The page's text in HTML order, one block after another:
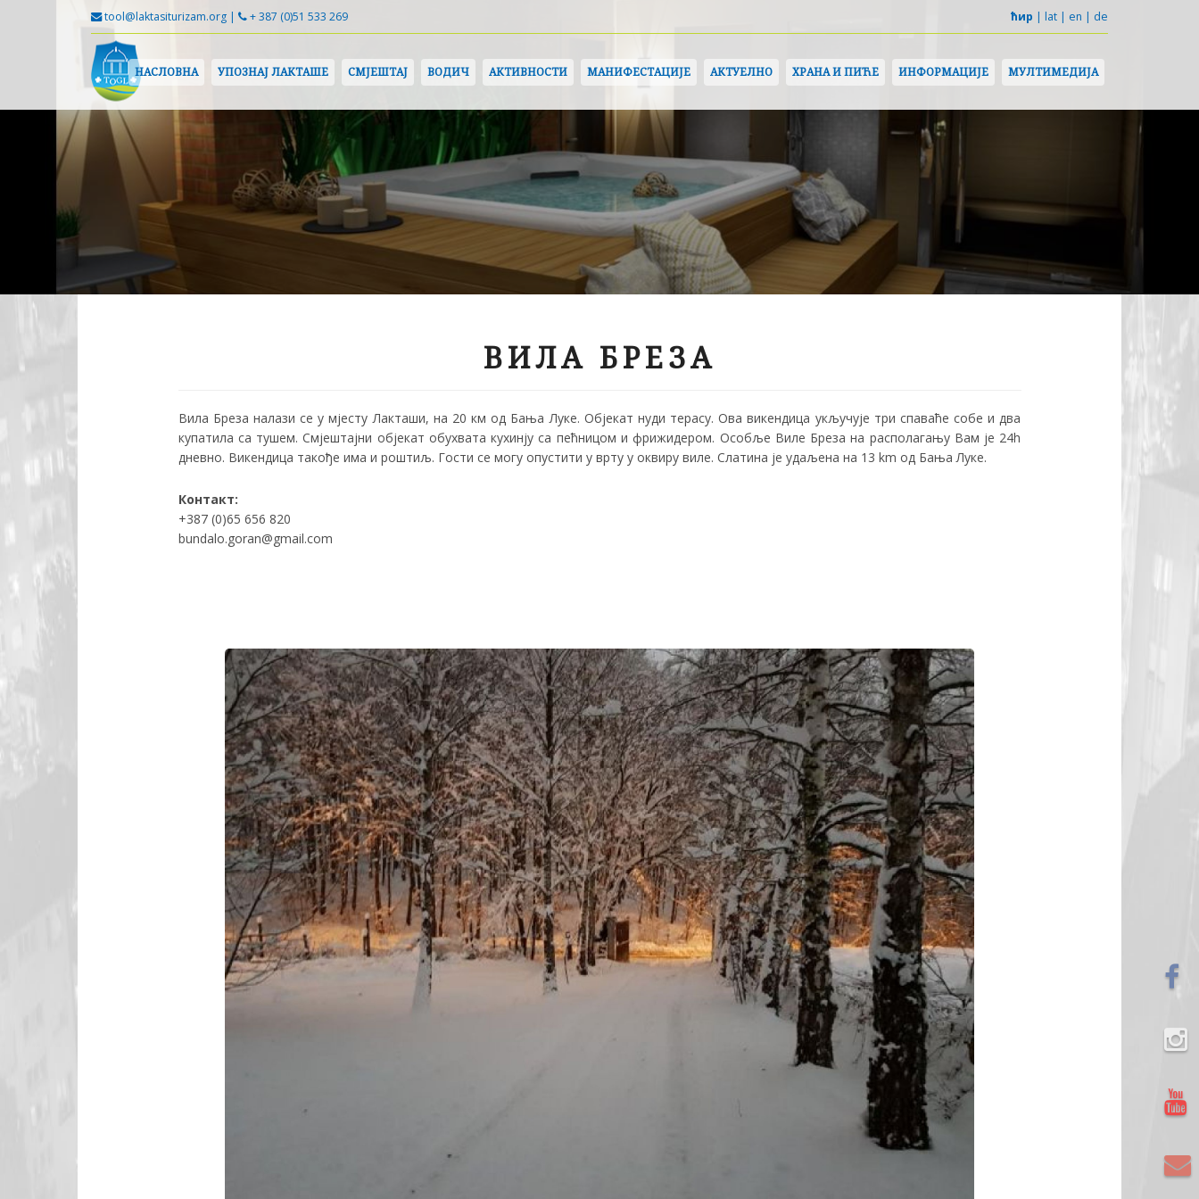
tool@laktasiturizam.org | + 387 (0)51 533 269 ћир | lat | en | de
НАСЛОВНА УПОЗНАЈ ЛАКТАШЕ СМЈЕШТАЈ ВОДИЧ АКТИВНОСТИ МАНИФЕСТАЦИЈЕ АКТУЕЛНО ХРАНА И ПИЋЕ ИНФОРМАЦИЈЕ МУЛТИМЕДИЈА
ВИЛА БРЕЗА
Вила Бреза налази се у мјесту Лакташи, на 20 км од Бања Луке. Објекат нуди терасу. Ова викендица укључује три спаваће собе и два
купатила са тушем. Смјештајни објекат обухвата кухинју са пећницом и фрижидером. Особље Виле Бреза на располагању Вам је 24h
дневно. Викендица такође има и роштиљ. Гости се могу опустити у врту у оквиру виле. Слатина је удаљена на 13 km од Бања Луке.
Контакт:
+387 (0)65 656 820
bundalo.goran@gmail.com